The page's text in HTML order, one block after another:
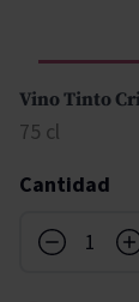
Vino Tinto
75 cl
Cantidad